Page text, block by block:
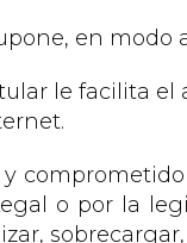
en
le facilita
o por la